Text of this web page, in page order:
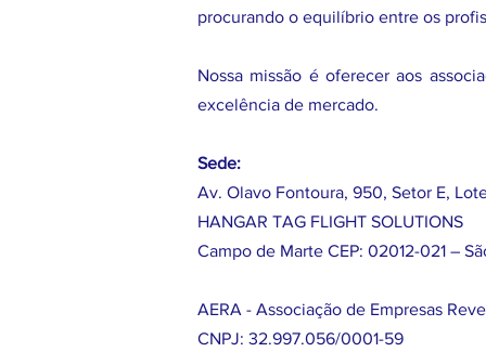
procurando o equilíbrio entre os
Nossa missão é oferecer aos
excelência de mercado.
Sede:
Av. Olavo Fontoura, 950, Setor E,
HANGAR TAG FLIGHT SOLUTIONS
Campo de Marte CEP: 02012-021 –
AERA - Associação de Empresas
CNPJ: 32.997.056/0001-59